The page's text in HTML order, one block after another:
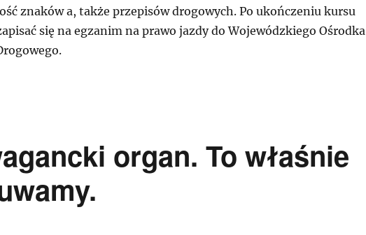
znaków a, także przepisów drogowych. Po ukończeniu kursu
się na egzanim na prawo jazdy do Wojewódzkiego Ośrodka
organ. To właśnie